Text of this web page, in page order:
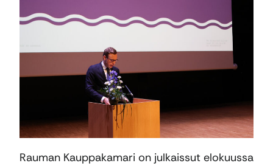
Rauman Kauppakamari on julkaissut elokuussa